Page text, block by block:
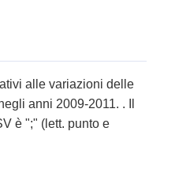
alle variazioni delle
anni 2009-2011. . Il
è ";" (lett. punto e